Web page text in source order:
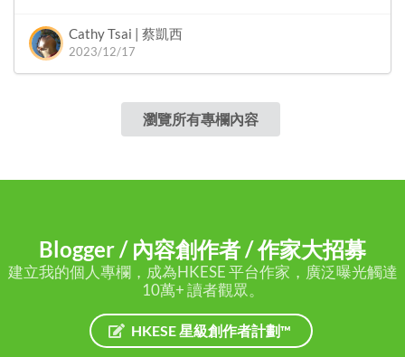
Cathy Tsai | 蔡凱西
2023/12/17
瀏覽所有專欄內容
Blogger / 內容創作者 / 作家大招募
建立我的個人專欄，成為HKESE 平台作家，廣泛曝光觸達
10萬+ 讀者觀眾。
HKESE 星級創作者計劃™